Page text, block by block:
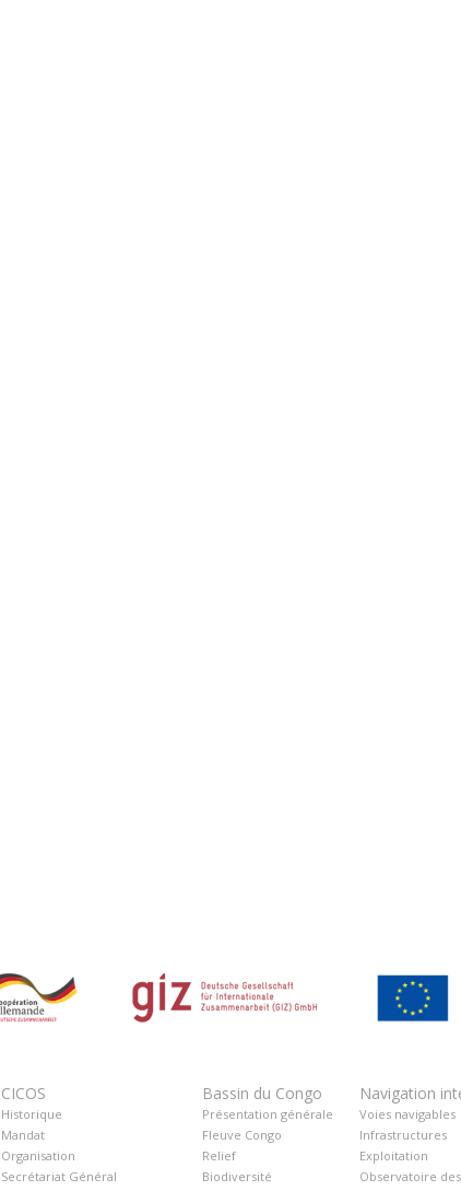
CICOS
Historique
Mandat
Organisation
Secrétariat Général
Bassin du Congo
Présentation générale
Fleuve Congo
Relief
Biodiversité
Navigation
Voies navigables
Infrastructures
Exploitation
Observatoire